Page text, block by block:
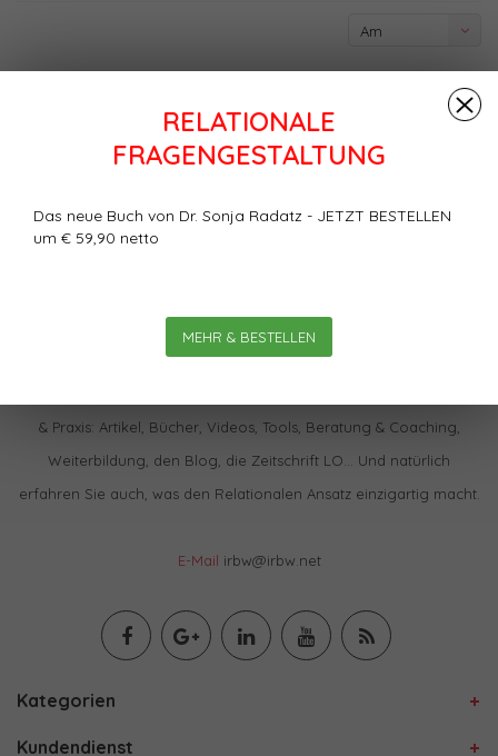
RELATIONALE
FRAGENGESTALTUNG
Das neue Buch von Dr. Sonja Radatz - JETZT BESTELLEN
um € 59,90 netto
MEHR & BESTELLEN
Am
& Praxis: Artikel, Bücher, Videos, Tools, Beratung & Coaching,
Weiterbildung, den Blog, die Zeitschrift LO… Und natürlich
erfahren Sie auch, was den Relationalen Ansatz einzigartig macht.
E-Mail irbw@irbw.net
Kategorien
Kundendienst